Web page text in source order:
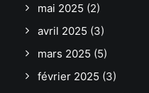
mai 2025 (2)
avril 2025 (3)
mars 2025 (5)
février 2025 (3)